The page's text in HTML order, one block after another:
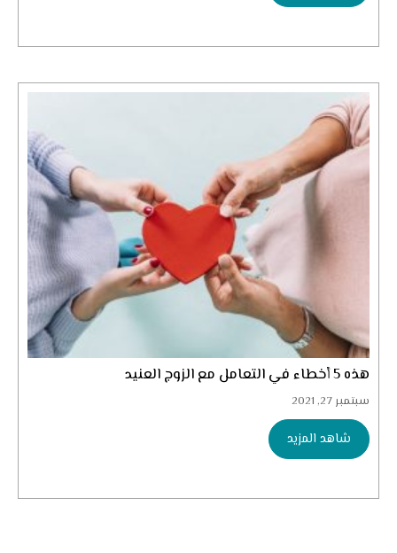
هذه 5 أخطاء في التعامل مع الزوج العنيد
سبتمبر 27, 2021
شاهد المزيد